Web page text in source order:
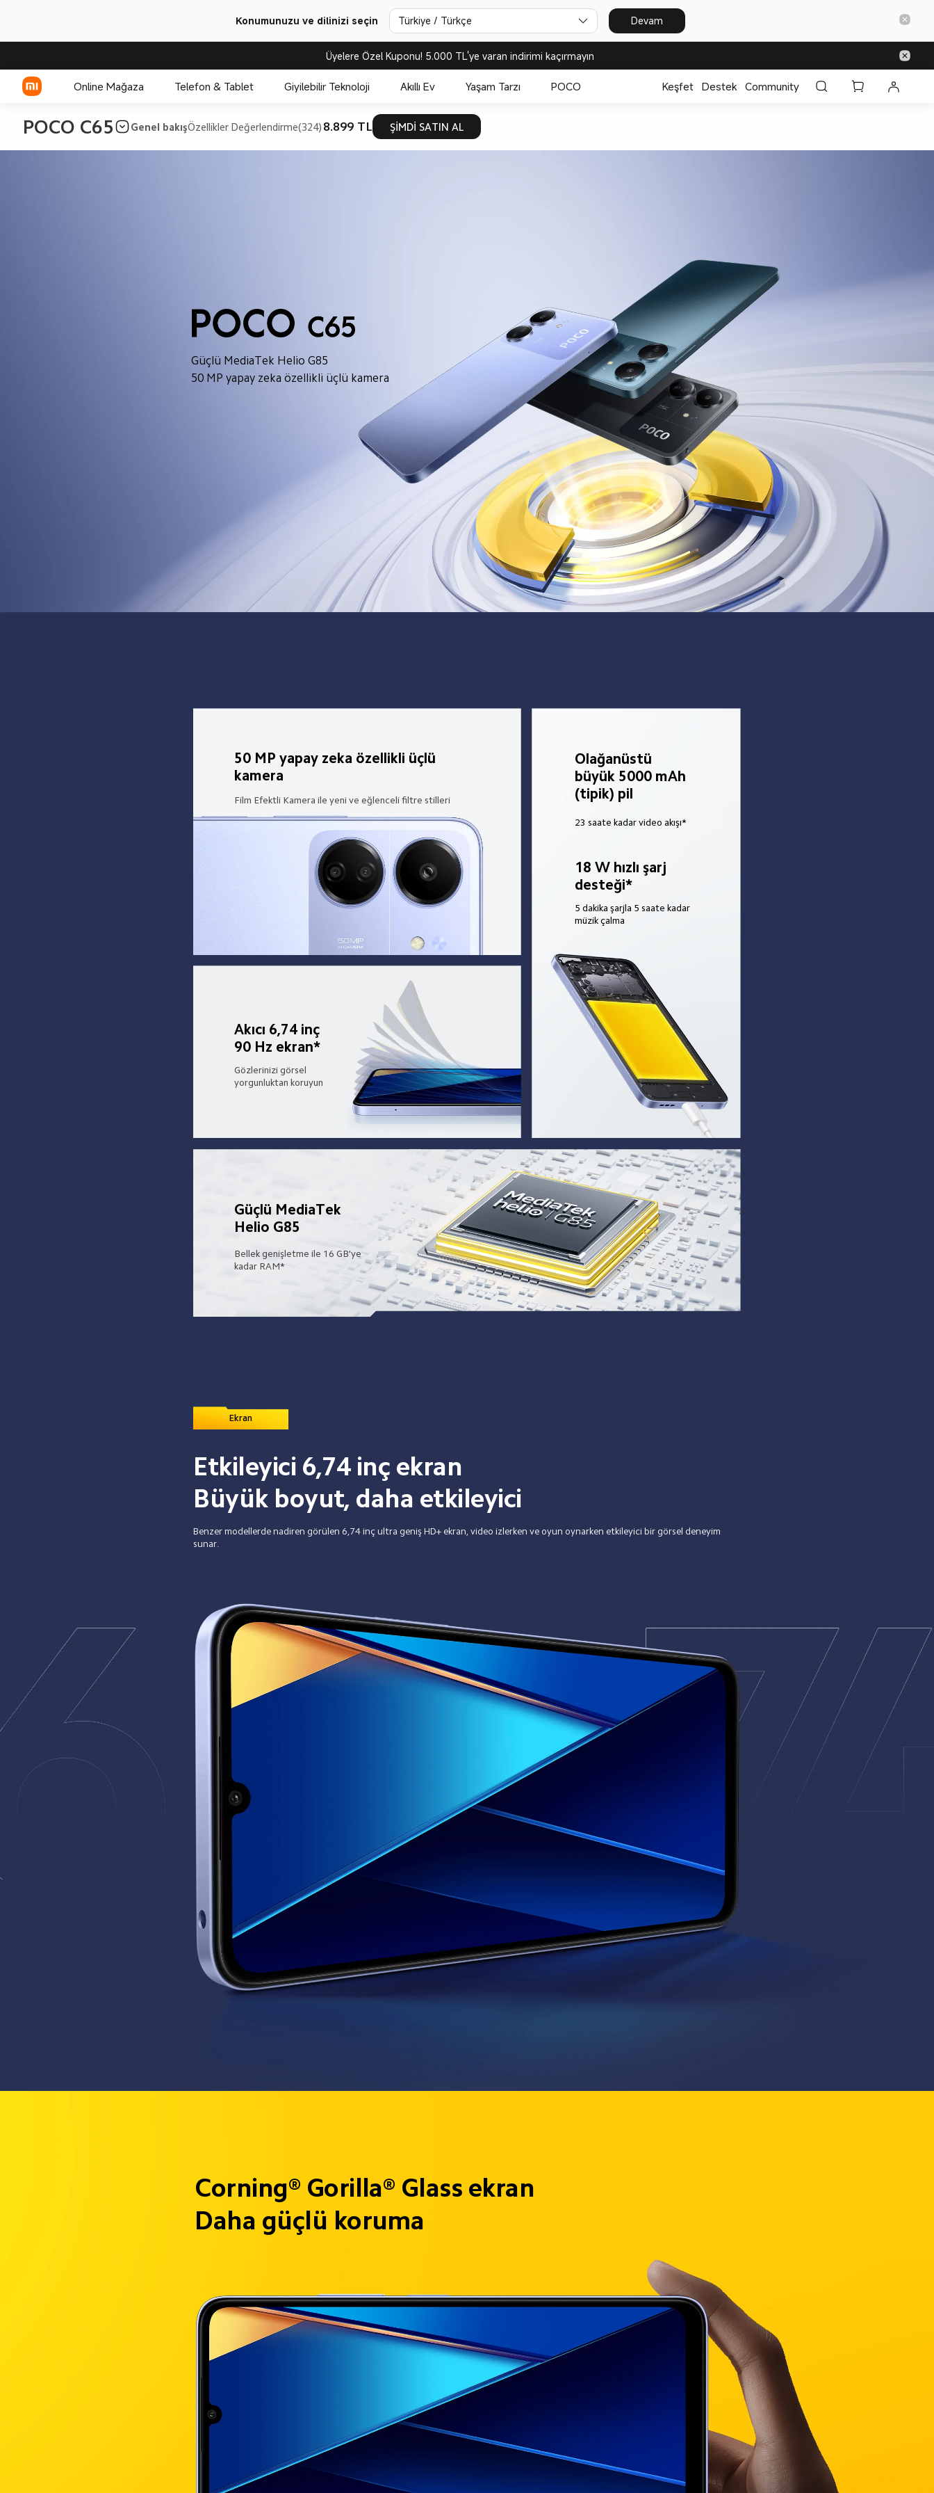
Konumunuzu ve dilinizi seçin Türkiye / Türkçe Devam
Üyelere Özel Kuponu! 5.000 TL'ye varan indirimi kaçırmayın
Online Mağaza Telefon & Tablet Giyilebilir Teknoloji Akıllı Ev Yaşam Tarzı POCO Keşfet Destek Community
POCO C65 Genel bakışÖzellikler Değerlendirme(324) 8.899 TL ŞİMDİ SATIN AL
Güçlü MediaTek Helio G85
50 MP yapay zeka özellikli üçlü kamera
50 MP yapay zeka özellikli üçlü
kamera
Film Efektli Kamera ile yeni ve eğlenceli filtre stilleri
Olağanüstü
büyük 5000 mAh
(tipik) pil
23 saate kadar video akışı*
18 W hızlı şarj
desteği*
5 dakika şarjla 5 saate kadar
müzik çalma
Akıcı 6,74 inç
90 Hz ekran*
Gözlerinizi görsel
yorgunluktan koruyun
Güçlü MediaTek
Helio G85
Bellek genişletme ile 16 GB'ye
kadar RAM*
Ekran
Etkileyici 6,74 inç ekran
Büyük boyut, daha etkileyici
Benzer modellerde nadiren görülen 6,74 inç ultra geniş HD+ ekran, video izlerken ve oyun oynarken etkileyici bir görsel deneyim
sunar.
Corning® Gorilla® Glass ekran
Daha güçlü koruma